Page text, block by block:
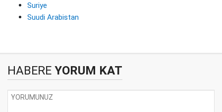
Suriye
Suudi Arabistan
HABERE YORUM KAT